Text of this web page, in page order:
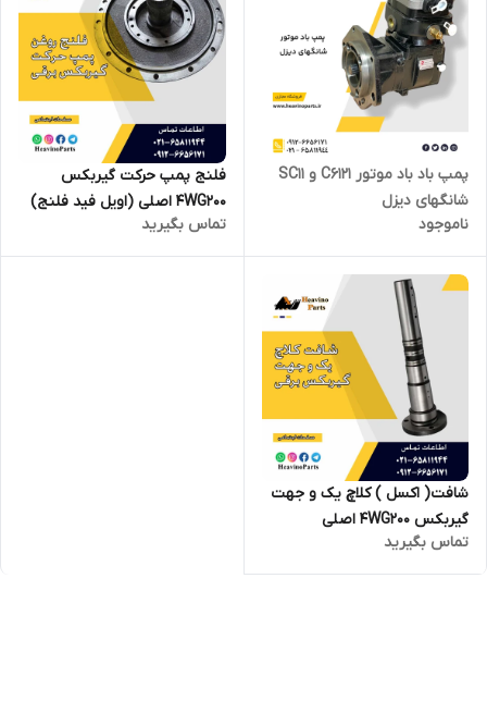
پمپ باد باد موتور C6121 و SC11
شانگهای دیزل
ناموجود
فلنج پمپ حرکت گیربکس
4WG200 اصلی (اویل فید فلنج)
تماس بگیرید
شافت( اکسل ) کلاچ یک و جهت
گیربکس 4WG200 اصلی
تماس بگیرید